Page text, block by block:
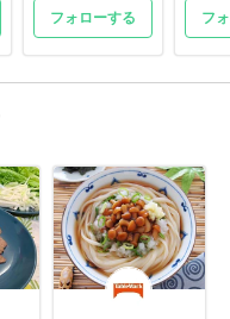
フォローする フ